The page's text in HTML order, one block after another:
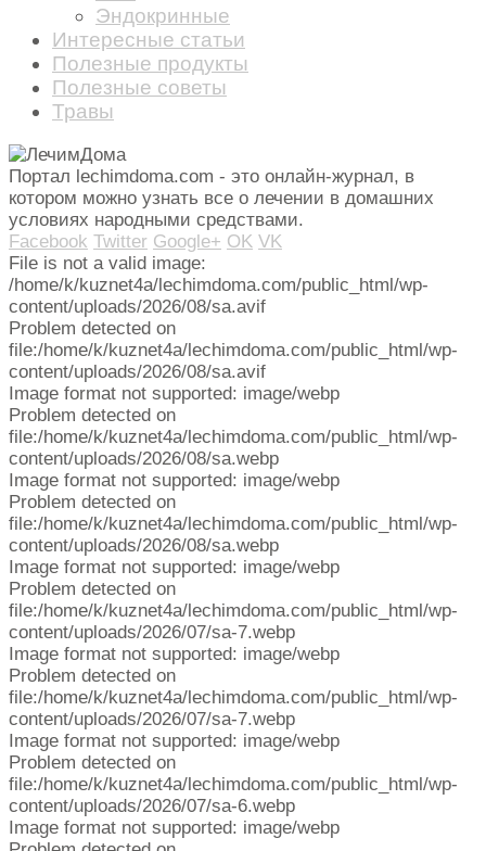
Эндокринные
Интересные статьи
Полезные продукты
Полезные советы
Травы
Портал lechimdoma.com - это онлайн-журнал, в
котором можно узнать все о лечении в домашних
условиях народными средствами.
Facebook Twitter Google+ OK VK
File is not a valid image:
/home/k/kuznet4a/lechimdoma.com/public_html/wp-
content/uploads/2026/08/sa.avif
Problem detected on
file:/home/k/kuznet4a/lechimdoma.com/public_html/wp-
content/uploads/2026/08/sa.avif
Image format not supported: image/webp
Problem detected on
file:/home/k/kuznet4a/lechimdoma.com/public_html/wp-
content/uploads/2026/08/sa.webp
Image format not supported: image/webp
Problem detected on
file:/home/k/kuznet4a/lechimdoma.com/public_html/wp-
content/uploads/2026/08/sa.webp
Image format not supported: image/webp
Problem detected on
file:/home/k/kuznet4a/lechimdoma.com/public_html/wp-
content/uploads/2026/07/sa-7.webp
Image format not supported: image/webp
Problem detected on
file:/home/k/kuznet4a/lechimdoma.com/public_html/wp-
content/uploads/2026/07/sa-7.webp
Image format not supported: image/webp
Problem detected on
file:/home/k/kuznet4a/lechimdoma.com/public_html/wp-
content/uploads/2026/07/sa-6.webp
Image format not supported: image/webp